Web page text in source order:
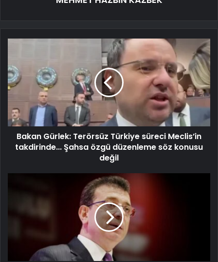
Bakan Gürlek: Terörsüz Türkiye süreci Meclis’in
takdirinde... Şahsa özgü düzenleme söz konusu
değil